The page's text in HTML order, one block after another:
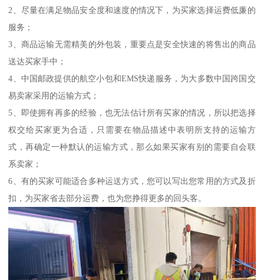
2、尽量在满足物品安全度和速度的情况下，为买家选择运费低廉的
服务；
3、商品运输无需精美的外包装，重要点是安全快速的将售出的商品
送达买家手中；
4、中国邮政提供的航空小包和EMS快递服务，为大多数中国跨国交
易卖家采用的运输方式；
5、即使拥有再多的经验，也无法估计所有买家的情况，所以把选择
权交给买家更为合适，只需要在物品描述中表明所支持的运输方
式，再确定一种默认的运输方式，那么如果买家有别的需要自会联
系卖家；
6、有的买家可能适合多种运送方式，您可以写出您常用的方式及折
扣，为买家省去部分运费，也为您挣得更多的回头客。